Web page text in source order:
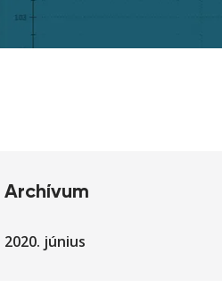
Archívum
2020. június